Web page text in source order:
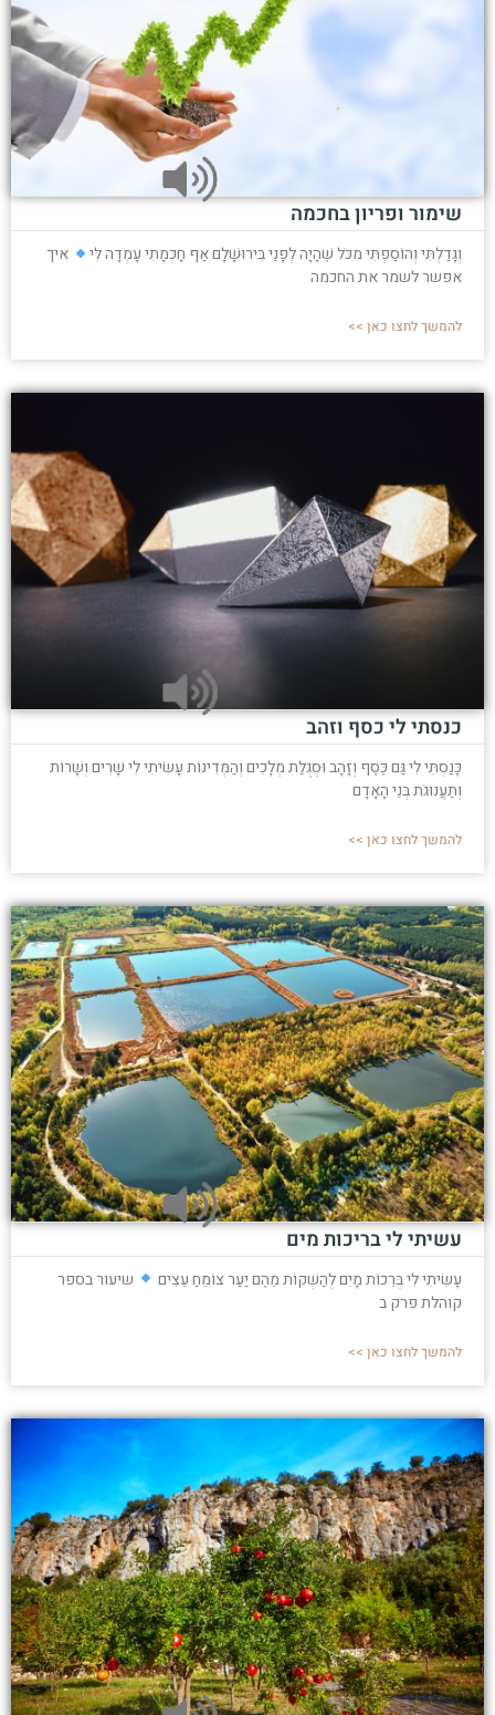
שימור ופריון בחכמה
וְגָדַלְתִּי וְהוֹסַפְתִּי מִכֹּל שֶׁהָיָה לְפָנַי בִּירוּשָׁלִָם אַף חָכְמָתִי עָמְדָה לִּי
איך
אפשר לשמר את החכמה
להמשך לחצו כאן >>
כנסתי לי כסף וזהב
כָּנַסְתִּי לִי גַּם כֶּסֶף וְזָהָב וּסְגֻלַּת מְלָכִים וְהַמְּדִינוֹת עָשִׂיתִי לִי שָׁרִים וְשָׁרוֹת
וְתַעֲנוּגֹת בְּנֵי הָאָדָם
להמשך לחצו כאן >>
עשיתי לי בריכות מים
עָשִׂיתִי לִי בְּרֵכוֹת מָיִם לְהַשְׁקוֹת מֵהֶם יַעַר צוֹמֵחַ עֵצִים
שיעור בספר
קוהלת פרק ב
להמשך לחצו כאן >>